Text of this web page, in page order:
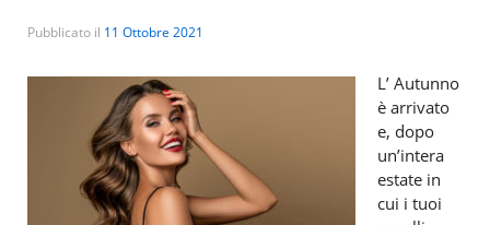
Pubblicato il 11 Ottobre 2021
L’ Autunno
è arrivato
e, dopo
un’intera
estate in
cui i tuoi